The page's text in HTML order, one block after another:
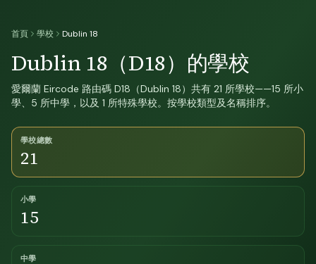
首頁 學校 Dublin 18
Dublin 18（D18）的學校
愛爾蘭 Eircode 路由碼 D18（Dublin 18）共有 21 所學校——15 所小
學、5 所中學，以及 1 所特殊學校。按學校類型及名稱排序。
學校總數
21
小學
15
中學